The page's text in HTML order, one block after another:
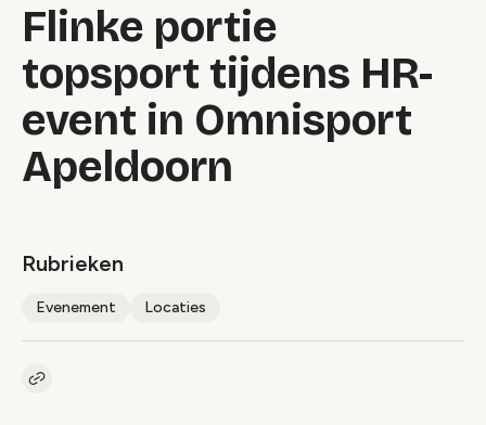
Flinke portie
topsport tijdens HR-
event in Omnisport
Apeldoorn
Rubrieken
Evenement Locaties
Kopieer link naar artikel